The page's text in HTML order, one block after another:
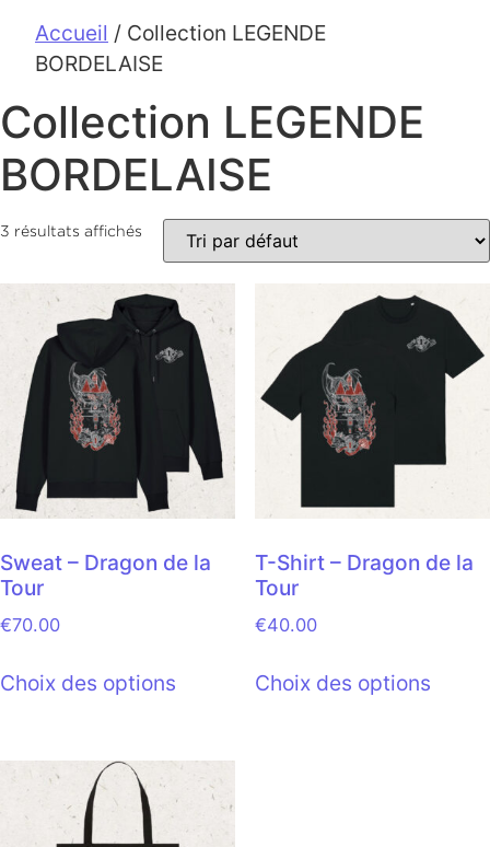
Accueil / Collection LEGENDE
BORDELAISE
Collection LEGENDE
BORDELAISE
3 résultats affichés
Sweat – Dragon de la
Tour
€70.00
Choix des options
T-Shirt – Dragon de la
Tour
€40.00
Choix des options